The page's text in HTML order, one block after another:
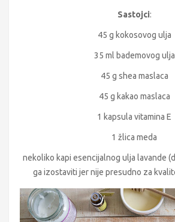
Sastojci:
45 g kokosovog ulja
35 ml bademovog ulja
45 g shea maslaca
45 g kakao maslaca
1 kapsula vitamina E
1 žlica meda
nekoliko kapi esencijalnog ulja lavande
ga izostaviti jer nije presudno za